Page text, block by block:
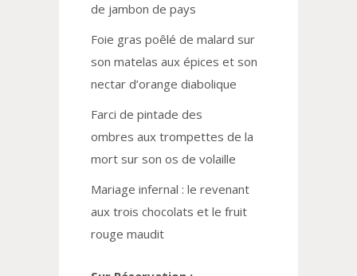
de jambon de pays
Foie gras poêlé de malard sur
son matelas aux épices et son
nectar d’orange diabolique
Farci de pintade des
ombres aux trompettes de la
mort sur son os de volaille
Mariage infernal : le revenant
aux trois chocolats et le fruit
rouge maudit